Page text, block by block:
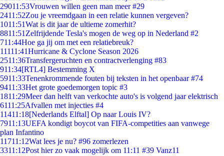
29011:53Vrouwen willen geen man meer #29
2411:52Zou je vreemdgaan in een relatie kunnen vergeven?
1011:51Wat is dit jaar de ultieme zomerhit?
8811:51 Zelfrijdende Tesla's mogen de weg op in Nederland #2
711:44Hoe ga jij om met een relatiebreuk?
11111:41Hurricane & Cyclone Season 2026
2511:36Transfergeruchten en contractverlenging #83
911:34[RTL4] Bestemming X
5911:33Tenenkrommende fouten bij teksten in het openbaar #74
9411:33Het grote goedemorgen topic #3
1811:29Meer dan helft van verkochte auto's is volgend jaar elektrisch
6111:25Afvallen met injecties #4
11411:18[Nederlands Elftal] Op naar Louis IV?
7911:13UEFA kondigt boycot van FIFA-competities aan vanwege
plan Infantino
11711:12Wat lees je nu? #96 zomerlezen
3311:12Post hier zo vaak mogelijk om 11:11 #39 Vanz11